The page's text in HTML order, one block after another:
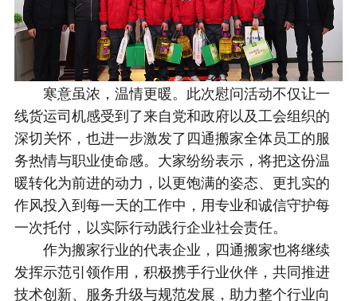
寒意虽浓，温情更暖。此次慰问活动不仅让一
线货运司机感受到了来自党和政府以及工会组织的
深切关怀，也进一步激发了四通搬家全体员工的服
务热情与职业使命感。大家纷纷表示，将把这份温
暖转化为前进的动力，以更饱满的姿态、更扎实的
作风投入到每一天的工作中，用专业和诚信守护每
一次托付，以实际行动践行企业社会责任。
作为搬家行业的代表企业，四通搬家也将继续
发挥示范引领作用，积极携手行业伙伴，共同推进
技术创新、服务升级与规范发展，助力整个行业向